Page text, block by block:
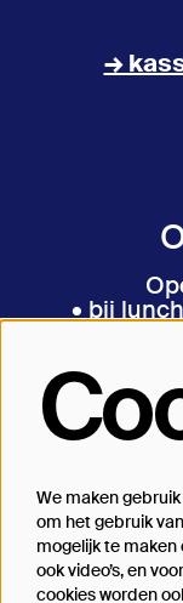
→
• bij
We maken
om het gebruik
mogelijk te
ook video’s, en
cookies worden